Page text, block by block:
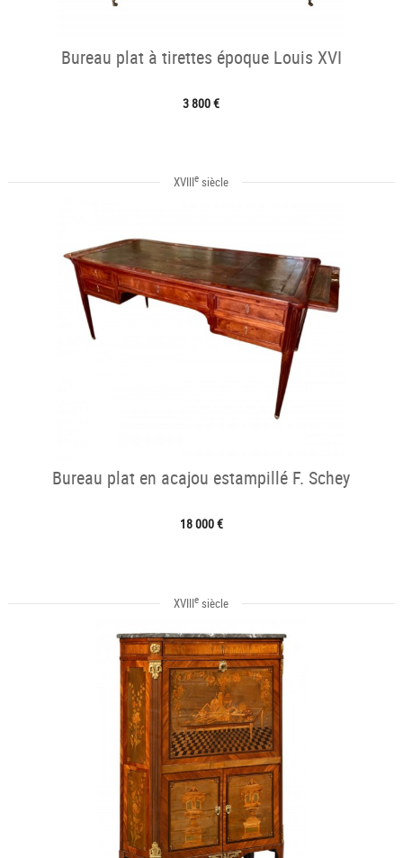
Bureau plat à tirettes époque Louis XVI
3 800 €
XVIIIe siècle
Bureau plat en acajou estampillé F. Schey
18 000 €
XVIIIe siècle